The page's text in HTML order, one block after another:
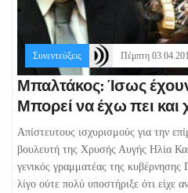
Συνεντεύξεις Πέμπτη
Μπαλτάκος: Ίσως
Μπορεί να έχω πει και
Απίστευτους ισχυρισμούς για την
βουλευτή της Χρυσής Αυγής Ηλία
γενικός γραμματέας της
λίγο ούτε πολύ υποστήριξε ότι